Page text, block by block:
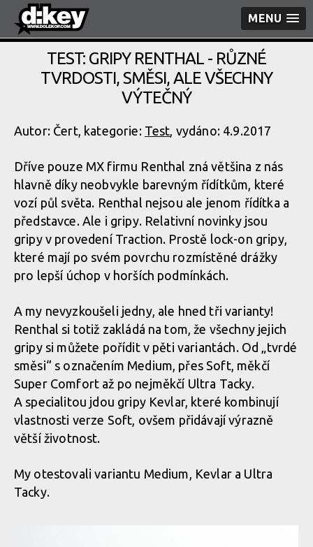
MENU
TEST: GRIPY RENTHAL - RŮZNÉ
TVRDOSTI, SMĚSI, ALE VŠECHNY
VÝTEČNÝ
Autor: Čert, kategorie: Test, vydáno: 4.9.2017
Dříve pouze MX firmu Renthal zná většina z nás
hlavně díky neobvykle barevným řídítkům, které
vozí půl světa. Renthal nejsou ale jenom řídítka a
představce. Ale i gripy. Relativní novinky jsou
gripy v provedení Traction. Prostě lock-on gripy,
které mají po svém povrchu rozmístěné drážky
pro lepší úchop v horších podmínkách.
A my nevyzkoušeli jedny, ale hned tři varianty!
Renthal si totiž zakládá na tom, že všechny jejich
gripy si můžete pořídit v pěti variantách. Od „tvrdé
směsi“ s označením Medium, přes Soft, měkčí
Super Comfort až po nejměkčí Ultra Tacky.
A specialitou jdou gripy Kevlar, které kombinují
vlastnosti verze Soft, ovšem přidávají výrazně
větší životnost.
My otestovali variantu Medium, Kevlar a Ultra
Tacky.